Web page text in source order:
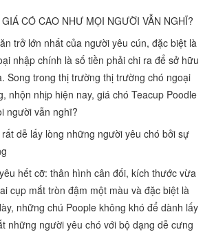
CÓ CAO NHƯ MỌI NGƯỜI VẪN NGHĨ?
trở lớn nhất của người yêu cún, đặc biệt là
nhập chính là số tiền phải chi ra để sở hữu
Song trong thị trường thị trường chó ngoại
nhộn nhịp hiện nay, giá chó Teacup Poodle
người vẫn nghĩ?
dễ lấy lòng những người yêu chó bởi sự
hết cỡ: thân hình cân đối, kích thước vừa
cụp mắt tròn đậm một màu và đặc biệt là
những chú Poople không khó để dành lấy
những người yêu chó với bộ dạng dễ cưng